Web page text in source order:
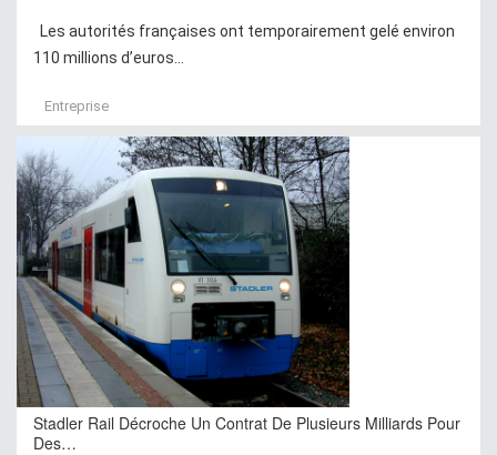
Les autorités françaises ont temporairement gelé environ
110 millions d’euros...
Entreprise
Stadler Rail Décroche Un Contrat De Plusieurs Milliards Pour
Des…